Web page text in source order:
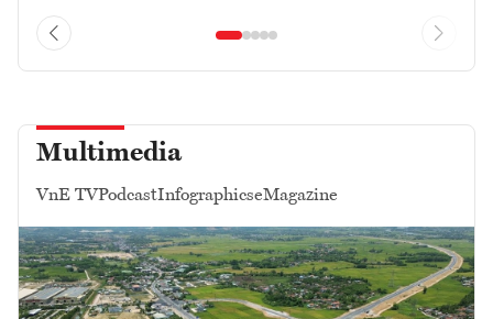
Multimedia
VnE TVPodcastInfographicseMagazine